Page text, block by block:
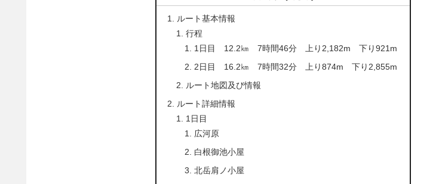
ルート基本情報
行程
1日目 12.2㎞ 7時間46分 上り2,182m 下り921m
2日目 16.2㎞ 7時間32分 上り874m 下り2,855m
ルート地図及び情報
ルート詳細情報
1日目
広河原
白根御池小屋
北岳肩ノ小屋